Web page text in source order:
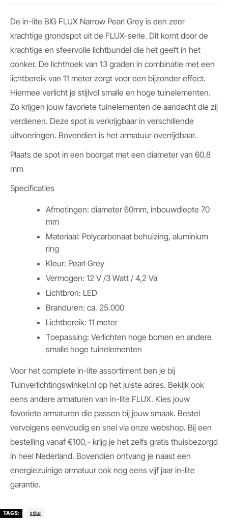
De in-lite BIG FLUX Narrow Pearl Grey is een zeer
krachtige grondspot uit de FLUX-serie. Dit komt door de
krachtige en sfeervolle lichtbundel die het geeft in het
donker. De lichthoek van 13 graden in combinatie met een
lichtbereik van 11 meter zorgt voor een bijzonder effect.
Hiermee verlicht je stijlvol smalle en hoge tuinelementen.
Zo krijgen jouw favoriete tuinelementen de aandacht die zij
verdienen. Deze spot is verkrijgbaar in verschillende
uitvoeringen. Bovendien is het armatuur overrijdbaar.
Plaats de spot in een boorgat met een diameter van 60,8
mm
Specificaties
Afmetingen: diameter 60mm, inbouwdiepte 70
mm
Materiaal: Polycarbonaat behuizing, aluminium
ring
Kleur: Pearl Grey
Vermogen: 12 V /3 Watt / 4,2 Va
Lichtbron: LED
Branduren: ca. 25.000
Lichtbereik: 11 meter
Toepassing: Verlichten hoge bomen en andere
smalle hoge tuinelementen
Voor het complete in-lite assortiment ben je bij
Tuinverlichtingswinkel.nl op het juiste adres. Bekijk ook
eens andere armaturen van in-lite FLUX. Kies jouw
favoriete armaturen die passen bij jouw smaak. Bestel
vervolgens eenvoudig en snel via onze webshop. Bij een
bestelling vanaf €100,- krijg je het zelfs gratis thuisbezorgd
in heel Nederland. Bovendien ontvang je naast een
energiezuinige armatuur ook nog eens vijf jaar in-lite
garantie.
TAGS: inlite